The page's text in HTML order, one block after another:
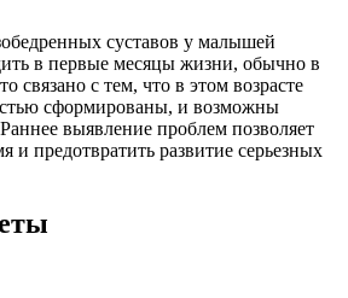
суставов у малышей
в первые месяцы жизни, обычно в
связано с тем, что в этом возрасте
сформированы, и возможны
выявление проблем позволяет
и предотвратить развитие серьезных